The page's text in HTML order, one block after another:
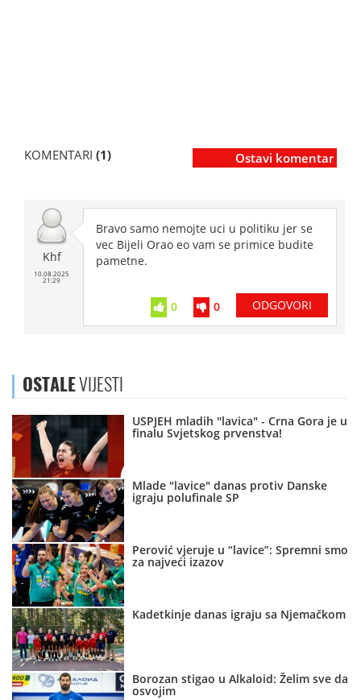
KOMENTARI (1) Ostavi komentar
Khf
10.08.2025
21:29
Bravo samo nemojte uci u politiku jer se
vec Bijeli Orao eo vam se primice budite
pametne.
0 0 ODGOVORI
OSTALEVIJESTI
USPJEH mladih "lavica" - Crna Gora je u
finalu Svjetskog prvenstva!
Mlade "lavice" danas protiv Danske
igraju polufinale SP
Perović vjeruje u “lavice”: Spremni smo
za najveći izazov
Kadetkinje danas igraju sa Njemačkom
Borozan stigao u Alkaloid: Želim sve da
osvojim